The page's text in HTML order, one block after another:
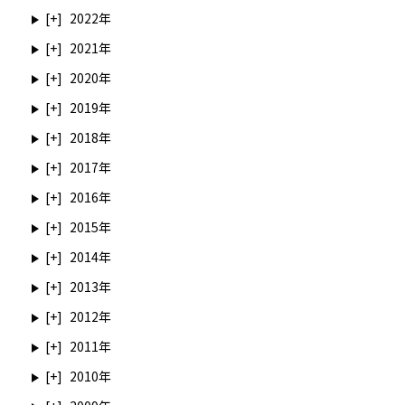
2022
2021
2020
2019
2018
2017
2016
2015
2014
2013
2012
2011
2010